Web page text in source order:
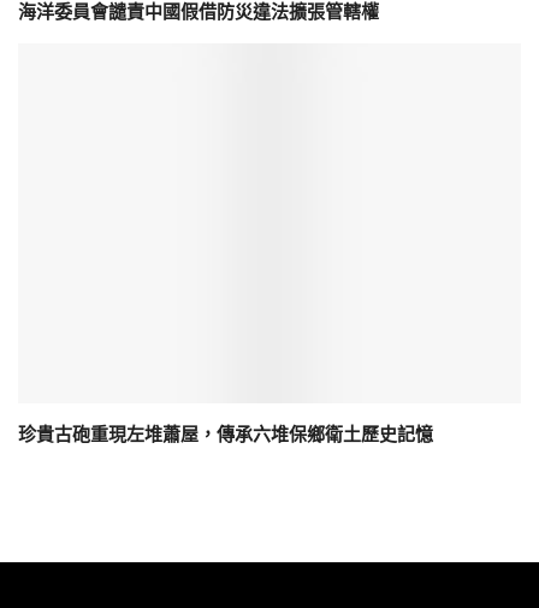
海洋委員會譴責中國假借防災違法擴張管轄權
珍貴古砲重現左堆蕭屋，傳承六堆保鄉衛土歷史記憶